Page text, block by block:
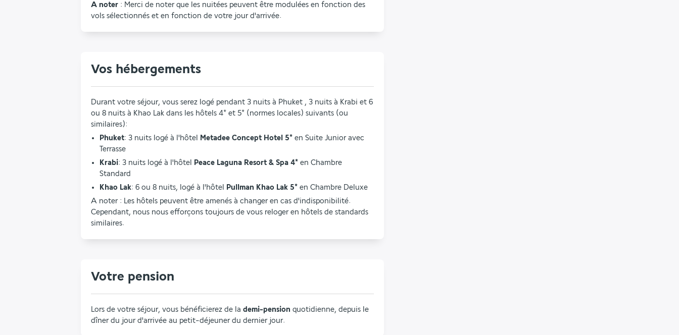
A noter : Merci de noter que les nuitées peuvent être modulées en fonction des
vols sélectionnés et en fonction de votre jour d'arrivée.
Vos hébergements
Durant votre séjour, vous serez logé pendant 3 nuits à Phuket , 3 nuits à Krabi et 6
ou 8 nuits à Khao Lak dans les hôtels 4* et 5* (normes locales) suivants (ou
similaires):
Phuket: 3 nuits logé à l'hôtel Metadee Concept Hotel 5* en Suite Junior avec
Terrasse
Krabi: 3 nuits logé à l'hôtel Peace Laguna Resort & Spa 4* en Chambre
Standard
Khao Lak: 6 ou 8 nuits, logé à l'hôtel Pullman Khao Lak 5* en Chambre Deluxe
A noter : Les hôtels peuvent être amenés à changer en cas d'indisponibilité.
Cependant, nous nous efforçons toujours de vous reloger en hôtels de standards
similaires.
Votre pension
Lors de votre séjour, vous bénéficierez de la demi-pension quotidienne, depuis le
dîner du jour d'arrivée au petit-déjeuner du dernier jour.